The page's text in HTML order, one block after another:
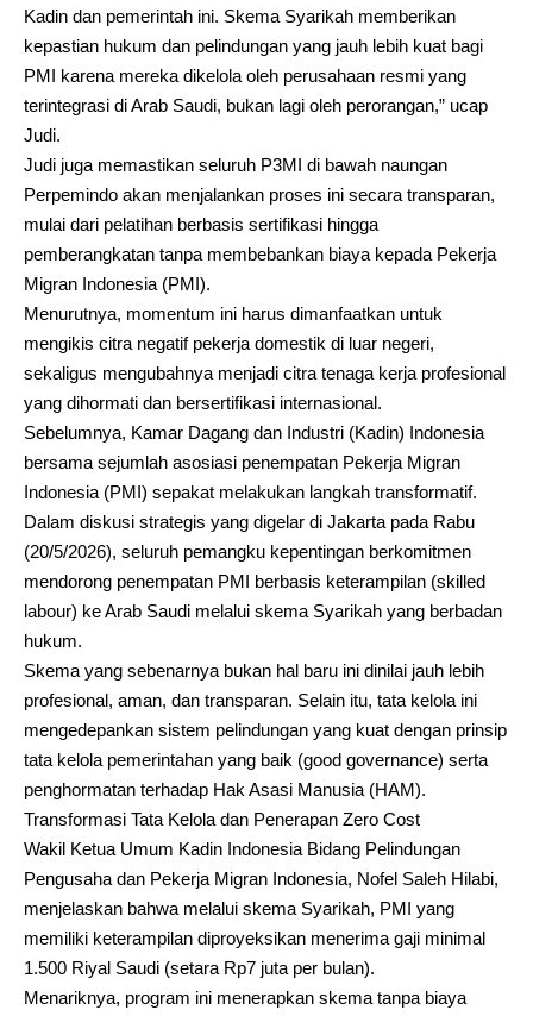
Kadin dan pemerintah ini. Skema Syarikah memberikan
kepastian hukum dan pelindungan yang jauh lebih kuat bagi
PMI karena mereka dikelola oleh perusahaan resmi yang
terintegrasi di Arab Saudi, bukan lagi oleh perorangan,” ucap
Judi.
​Judi juga memastikan seluruh P3MI di bawah naungan
Perpemindo akan menjalankan proses ini secara transparan,
mulai dari pelatihan berbasis sertifikasi hingga
pemberangkatan tanpa membebankan biaya kepada Pekerja
Migran Indonesia (PMI).
Menurutnya, momentum ini harus dimanfaatkan untuk
mengikis citra negatif pekerja domestik di luar negeri,
sekaligus mengubahnya menjadi citra tenaga kerja profesional
yang dihormati dan bersertifikasi internasional.
Sebelumnya, Kamar Dagang dan Industri (Kadin) Indonesia
bersama sejumlah asosiasi penempatan Pekerja Migran
Indonesia (PMI) sepakat melakukan langkah transformatif.
Dalam diskusi strategis yang digelar di Jakarta pada Rabu
(20/5/2026), seluruh pemangku kepentingan berkomitmen
mendorong penempatan PMI berbasis keterampilan (skilled
labour) ke Arab Saudi melalui skema Syarikah yang berbadan
hukum.
​Skema yang sebenarnya bukan hal baru ini dinilai jauh lebih
profesional, aman, dan transparan. Selain itu, tata kelola ini
mengedepankan sistem pelindungan yang kuat dengan prinsip
tata kelola pemerintahan yang baik (good governance) serta
penghormatan terhadap Hak Asasi Manusia (HAM).
​Transformasi Tata Kelola dan Penerapan Zero Cost
​Wakil Ketua Umum Kadin Indonesia Bidang Pelindungan
Pengusaha dan Pekerja Migran Indonesia, Nofel Saleh Hilabi,
menjelaskan bahwa melalui skema Syarikah, PMI yang
memiliki keterampilan diproyeksikan menerima gaji minimal
1.500 Riyal Saudi (setara Rp7 juta per bulan).
​Menariknya, program ini menerapkan skema tanpa biaya